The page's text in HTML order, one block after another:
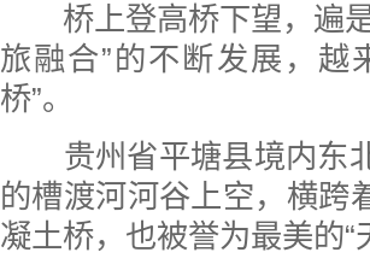
桥上登高桥下望，遍是
旅融合”的不断发展，越
桥”。
贵州省平塘县境内东北
的槽渡河河谷上空，横跨
凝土桥，也被誉为最美的“